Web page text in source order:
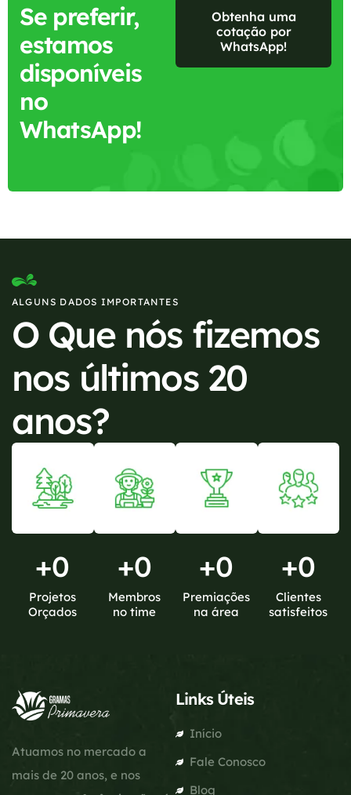
Se preferir,
estamos
disponíveis
no
WhatsApp!
Obtenha uma
cotação por
WhatsApp!
ALGUNS DADOS IMPORTANTES
O Que nós fizemos
nos últimos 20
anos?
+0
Projetos
Orçados
+0
Membros
no time
+0
Premiações
na área
+0
Clientes
satisfeitos
Atuamos no mercado a
mais de 20 anos, e nos
Links Úteis
Início
Fale Conosco
Blog